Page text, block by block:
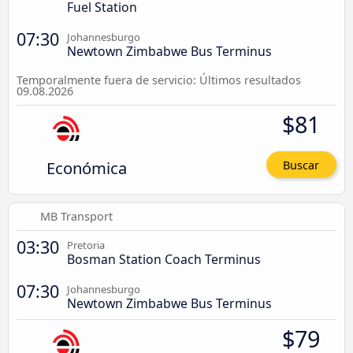
Fuel Station
07:30 Johannesburgo
Newtown Zimbabwe Bus Terminus
Temporalmente fuera de servicio: Últimos resultados
09.08.2026
Económica
$81
Buscar
MB Transport
03:30 Pretoria
Bosman Station Coach Terminus
07:30 Johannesburgo
Newtown Zimbabwe Bus Terminus
$79